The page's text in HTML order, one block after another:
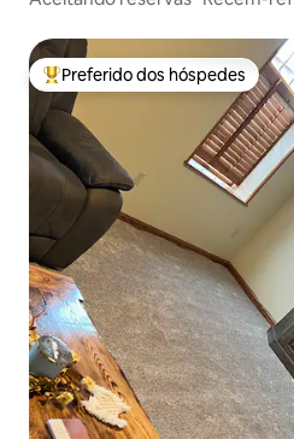
Entre os melhores preferidos
Preferido dos hóspedes